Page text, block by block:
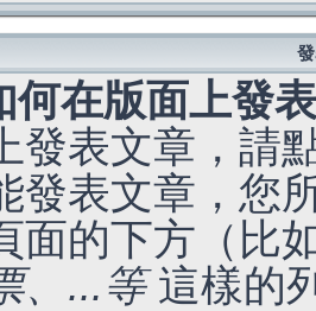
何在版面上發
發表文章，請
發表文章，您
面的下方（比
、...等這樣的